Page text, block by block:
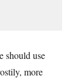
should use
more